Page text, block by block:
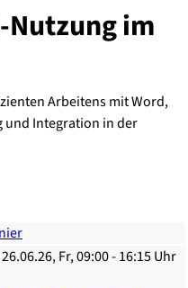
Nutzung im
Arbeitens mit Word,
und Integration in der
Fr, 09:00 - 16:15 Uhr